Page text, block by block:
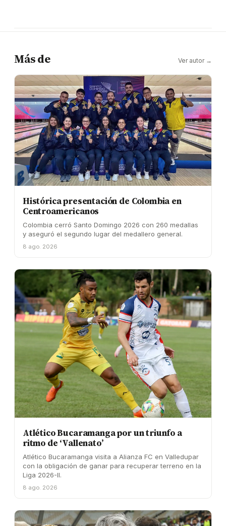
Más de Ver autor →
Histórica presentación de Colombia en
Centroamericanos
Colombia cerró Santo Domingo 2026 con 260 medallas
y aseguró el segundo lugar del medallero general.
8 ago. 2026
Atlético Bucaramanga por un triunfo a
ritmo de ‘Vallenato’
Atlético Bucaramanga visita a Alianza FC en Valledupar
con la obligación de ganar para recuperar terreno en la
Liga 2026-II.
8 ago. 2026